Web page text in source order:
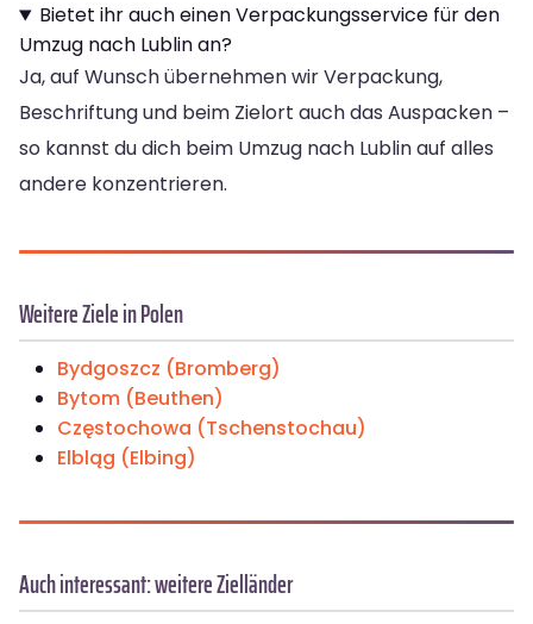
Bietet ihr auch einen Verpackungsservice für den
Umzug nach Lublin an?
Ja, auf Wunsch übernehmen wir Verpackung,
Beschriftung und beim Zielort auch das Auspacken –
so kannst du dich beim Umzug nach Lublin auf alles
andere konzentrieren.
Weitere Ziele in Polen
Bydgoszcz (Bromberg)
Bytom (Beuthen)
Częstochowa (Tschenstochau)
Elbląg (Elbing)
Auch interessant: weitere Zielländer